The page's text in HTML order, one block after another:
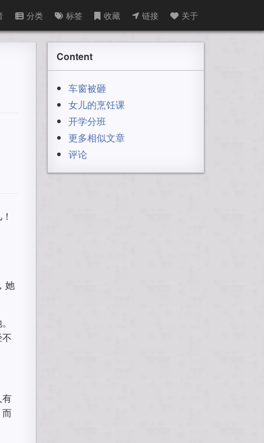
分类 标签 收藏 链接 关于
她
Content
车窗被砸
女儿的烹饪课
开学分班
更多相似文章
评论